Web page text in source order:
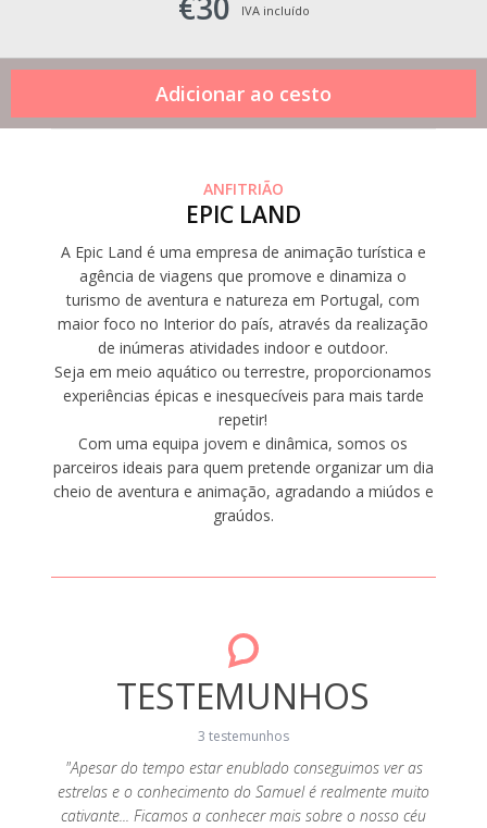
IVA incluído
ANFITRIÃO
EPIC LAND
A Epic Land é uma empresa de animação turística e
agência de viagens que promove e dinamiza o
turismo de aventura e natureza em Portugal, com
maior foco no Interior do país, através da realização
de inúmeras atividades indoor e outdoor.
Seja em meio aquático ou terrestre, proporcionamos
experiências épicas e inesquecíveis para mais tarde
repetir!
Com uma equipa jovem e dinâmica, somos os
parceiros ideais para quem pretende organizar um dia
cheio de aventura e animação, agradando a miúdos e
graúdos.
TESTEMUNHOS
3 testemunhos
"Apesar do tempo estar enublado conseguimos ver as
estrelas e o conhecimento do Samuel é realmente muito
cativante... Ficamos a conhecer mais sobre o nosso céu